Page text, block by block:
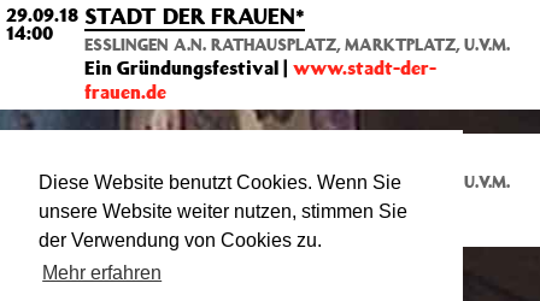
Diese Website benutzt Cookies. Wenn Sie
unsere Website weiter nutzen, stimmen Sie
der Verwendung von Cookies zu.
Mehr erfahren
29.09.18
14:00
STADT DER FRAUEN*
ESSLINGEN A.N. RATHAUSPLATZ, MARKTPLATZ, U.V.M.
Ein Gründungsfestival | www.stadt-der-
frauen.de
17:30 ESSLINGEN A.N. RATHAUSPLATZ, MARKTPLATZ, U.V.M.
Ein Gründungsfestival | www.stadt-der-
frauen.de